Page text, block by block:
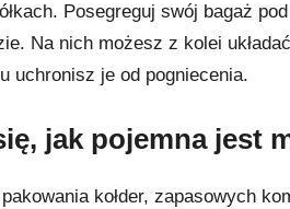
Posegreguj swój bagaż
Na nich możesz z kolei
uchronisz je od pogniecenia.
jak pojemna jest
kołder, zapasowych